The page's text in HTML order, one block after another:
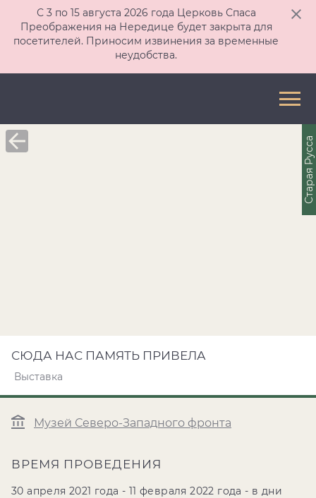
С 3 по 15 августа 2026 года Церковь Спаса
Преображения на Нередице будет закрыта для
посетителей. Приносим извинения за временные
неудобства.
СЮДА НАС ПАМЯТЬ ПРИВЕЛА
Выставка
Музей Северо-Западного фронта
ВРЕМЯ ПРОВЕДЕНИЯ
30 апреля 2021 года - 11 февраля 2022 года - в дни
Старая Русса